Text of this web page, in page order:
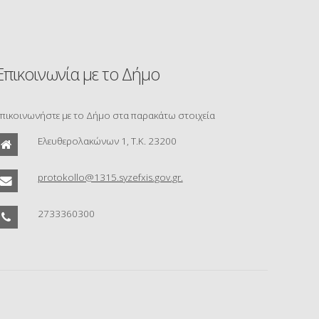
με το Δήμο
με το Δήμο στα παρακάτω στοιχεία
Ελευθερολακώνων 1, Τ.Κ. 23200
protokollo@1315.syzefxis.gov.gr.
2733360300